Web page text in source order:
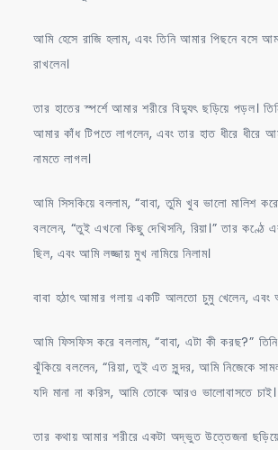
আমি হেসে রাজি হলাম, এবং তিনি আমার পিছনে বসে
রাখলেন।
তার হাতের স্পর্শে আমার শরীরে বিদ্যুৎ ছড়িয়ে পড়ল।
আমার কাঁধ টিপতে লাগলেন, এবং তার হাত ধীরে ধীরে
নামতে লাগল।
আমি সিসকিয়ে বললাম, “বাবা, তুমি খুব ভালো মালিশ
বললেন, “তুই এখনো কিছু দেখিসনি, রিয়া।” তার
ছিল, এবং আমি লজ্জায় মুখ নামিয়ে নিলাম।
বাবা হঠাৎ আমার গলায় একটি আলতো চুমু খেলেন, এবং
আমি ফিসফিস করে বললাম, “বাবা, এটা কী করছ?”
ঝুঁকিয়ে বললেন, “রিয়া, তুই এত সুন্দর, আমি নিজেকে
যদি মানা না করিস, আমি তোকে আরও ভালোবাসতে চাই।
তার কথায় আমার শরীরে একটা অদ্ভুত উত্তেজনা